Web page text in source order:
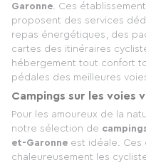
Garonne . Ces
proposent des services
repas énergétiques, des
cartes des itinéraires
hébergement tout confort
pédales des meilleures
Campings sur les voies
Pour les amoureux de la
notre sélection de
et-Garonne est idéale. Ces
chaleureusement les